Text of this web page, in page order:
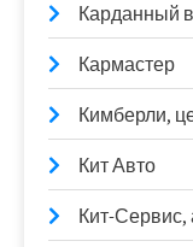
Карданный
Кармастер
Кимберли,
Кит Авто
Кит-Сервис,